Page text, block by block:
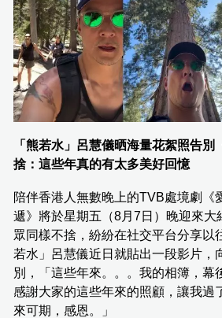
「熊若水」呂慧儀晒海量花絮照告別
捨：這些年真的有太多美好回憶
陪伴香港人無數晚上的TVB處境劇《
遞》將於星期五（8月7日）晚迎來大
眾同樣不捨，紛紛在社交平台分享以
若水」呂慧儀近日就貼出一段影片，
別，「這些年來。。。我的相簿，幕
感謝大家的這些年來的照顧，讓我過
來可期，感恩。」